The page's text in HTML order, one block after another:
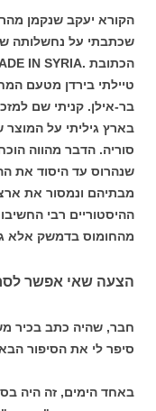
הקורא יעקב שנקמן
שכתבתי על נחשלותה
טיילתי בירדן מטעם
בר-אילן. קניתי שם
בארץ גיליתי על המוצר
סוריה. הדבר מהווה
שנהרוס עד היסוד את
מבתיהם ונמסור את
ההיסטוריים רבי
מהחומוס בדמשק אלא
הצעה שאי אפשר
חבר, שהיה כתב בכיר
סיפר לי את הסיפור